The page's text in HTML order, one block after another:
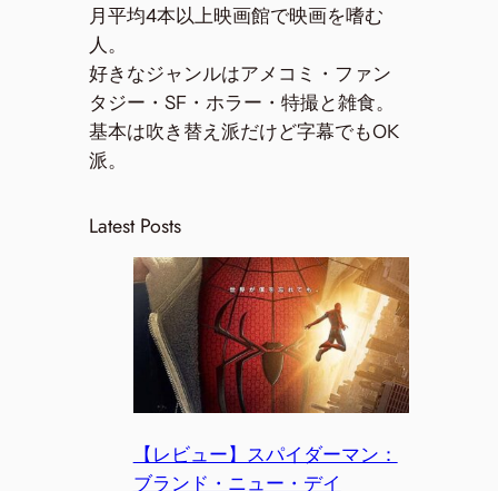
月平均4本以上映画館で映画を嗜む
人。
好きなジャンルはアメコミ・ファン
タジー・SF・ホラー・特撮と雑食。
基本は吹き替え派だけど字幕でもOK
派。
Latest Posts
【レビュー】スパイダーマン：
ブランド・ニュー・デイ